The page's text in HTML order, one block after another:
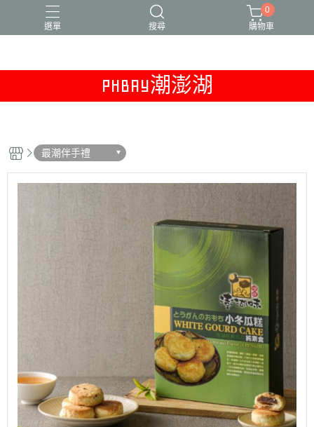
選單 搜尋
新品上市 本月精選 澎湖冷凍專區
0
購物車
PHBAY潮澎湖
最潮伴手禮